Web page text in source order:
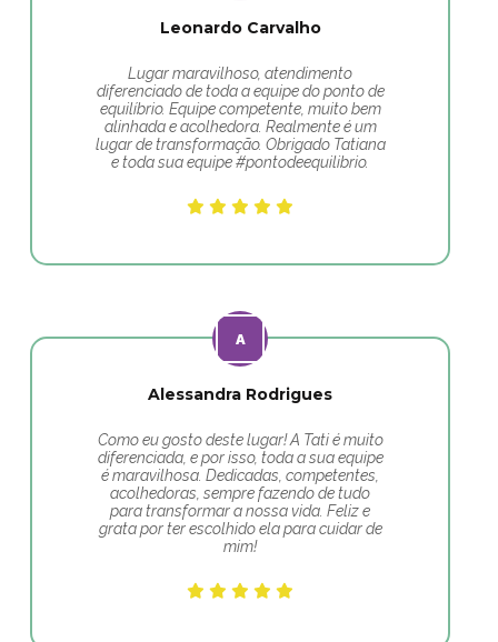
Leonardo Carvalho
Lugar maravilhoso, atendimento
diferenciado de toda a equipe do ponto de
equilíbrio. Equipe competente, muito bem
alinhada e acolhedora. Realmente é um
lugar de transformação. Obrigado Tatiana
e toda sua equipe #pontodeequilibrio.
Alessandra Rodrigues
Como eu gosto deste lugar! A Tati é muito
diferenciada, e por isso, toda a sua equipe
é maravilhosa. Dedicadas, competentes,
acolhedoras, sempre fazendo de tudo
para transformar a nossa vida. Feliz e
grata por ter escolhido ela para cuidar de
mim!